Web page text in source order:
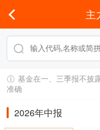
主
基金在一、三季报不披
准确
2026年中报